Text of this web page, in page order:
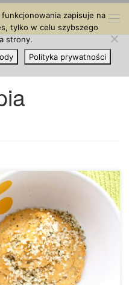
3 szklanki
nasion konopi
2 ząbki czosnku 1/4
2 łyżki kminku w
1 łyżeczka pieprzu
[…]
zapisuje na
tylko w celu szybszego
strony.
Polityka prywatności